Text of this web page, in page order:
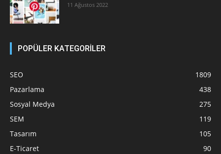
11 Ağustos 2022
POPÜLER KATEGORİLER
SEO
1809
Pazarlama
438
Sosyal Medya
275
SEM
119
Tasarım
105
E-Ticaret
90